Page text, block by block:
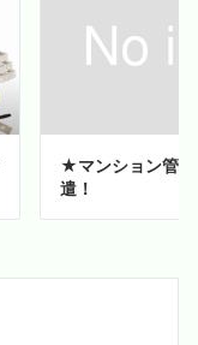
★マンション管
遣！